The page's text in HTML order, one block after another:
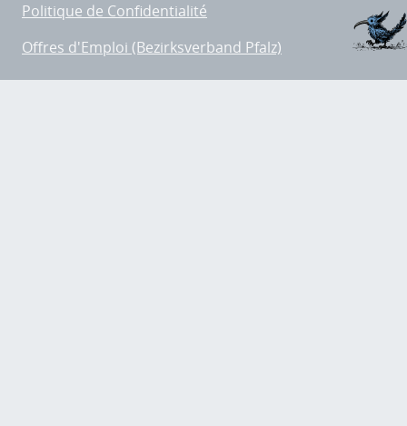
Politique de Confidentialité
Offres d'Emploi (Bezirksverband Pfalz)